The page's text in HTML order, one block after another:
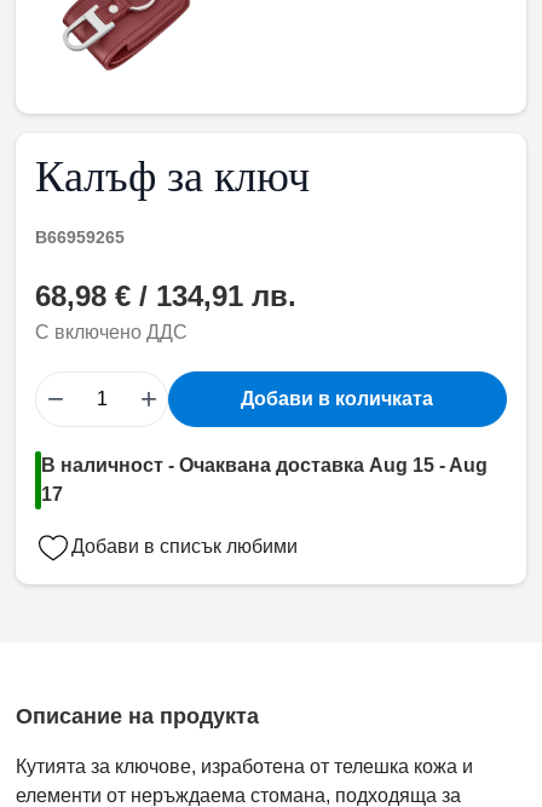
Калъф за ключ
B66959265
68,98 € / 134,91 лв.
С включено ДДС
− + Добави в количката
В наличност - Очаквана доставка Aug 15 - Aug
17
Добави в списък любими
Описание на продукта
Кутията за ключове, изработена от телешка кожа и
елементи от неръждаема стомана, подходяща за